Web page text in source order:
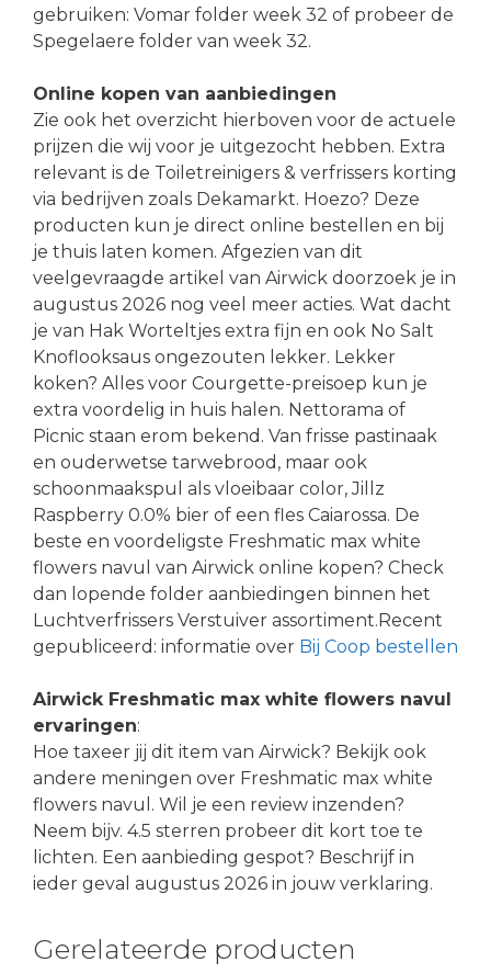
gebruiken: Vomar folder week 32 of probeer de
Spegelaere folder van week 32.
Online kopen van aanbiedingen
Zie ook het overzicht hierboven voor de actuele
prijzen die wij voor je uitgezocht hebben. Extra
relevant is de Toiletreinigers & verfrissers korting
via bedrijven zoals Dekamarkt. Hoezo? Deze
producten kun je direct online bestellen en bij
je thuis laten komen. Afgezien van dit
veelgevraagde artikel van Airwick doorzoek je in
augustus 2026 nog veel meer acties. Wat dacht
je van Hak Worteltjes extra fijn en ook No Salt
Knoflooksaus ongezouten lekker. Lekker
koken? Alles voor Courgette-preisoep kun je
extra voordelig in huis halen. Nettorama of
Picnic staan erom bekend. Van frisse pastinaak
en ouderwetse tarwebrood, maar ook
schoonmaakspul als vloeibaar color, Jillz
Raspberry 0.0% bier of een fles Caiarossa. De
beste en voordeligste Freshmatic max white
flowers navul van Airwick online kopen? Check
dan lopende folder aanbiedingen binnen het
Luchtverfrissers Verstuiver assortiment.Recent
gepubliceerd: informatie over Bij Coop bestellen
Airwick Freshmatic max white flowers navul
ervaringen:
Hoe taxeer jij dit item van Airwick? Bekijk ook
andere meningen over Freshmatic max white
flowers navul. Wil je een review inzenden?
Neem bijv. 4.5 sterren probeer dit kort toe te
lichten. Een aanbieding gespot? Beschrijf in
ieder geval augustus 2026 in jouw verklaring.
Gerelateerde producten